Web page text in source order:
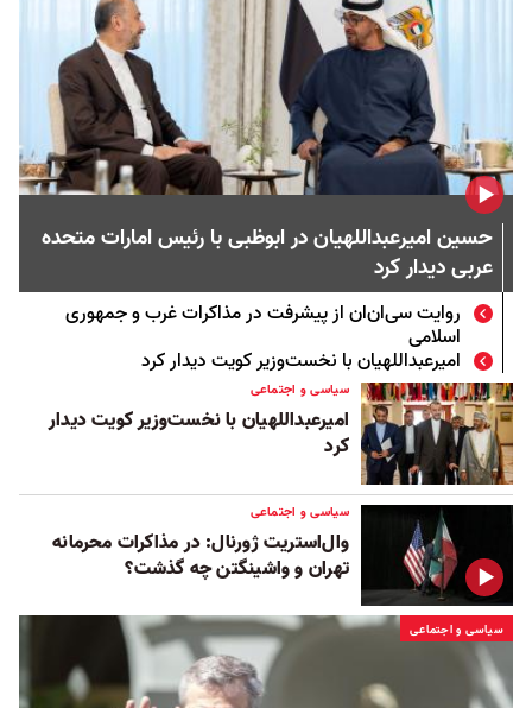
حسین امیرعبداللهیان در ابوظبی با رئیس امارات متحده
عربی دیدار کرد
روایت سی‌ان‌ان از پیشرفت در مذاکرات غرب و جمهوری
اسلامی
امیرعبداللهیان با نخست‌وزیر کویت دیدار کرد
سیاسی و اجتماعی
امیرعبداللهیان با نخست‌وزیر کویت دیدار
کرد
سیاسی و اجتماعی
وال‌استریت ژورنال: در مذاکرات محرمانه
تهران و واشینگتن چه گذشت؟
سیاسی و اجتماعی